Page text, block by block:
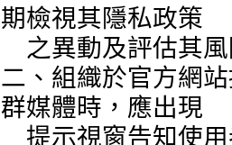
期檢視其隱私政策
二、組織於官方網
群媒體時，應出現